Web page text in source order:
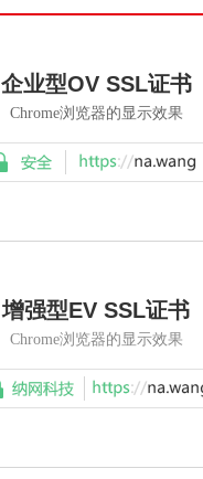
企业型OV SSL证书
Chrome浏览器的显示效果
增强型EV SSL证书
Chrome浏览器的显示效果